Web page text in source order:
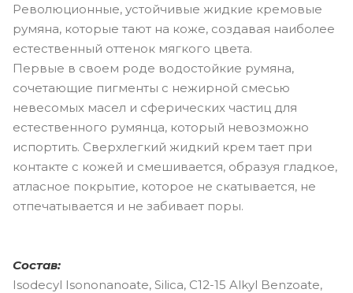
Революционные, устойчивые жидкие кремовые
румяна, которые тают на коже, создавая наиболее
естественный оттенок мягкого цвета.
Первые в своем роде водостойкие румяна,
сочетающие пигменты с нежирной смесью
невесомых масел и сферических частиц для
естественного румянца, который невозможно
испортить. Сверхлегкий жидкий крем тает при
контакте с кожей и смешивается, образуя гладкое,
атласное покрытие, которое не скатывается, не
отпечатывается и не забивает поры.
Состав:
Isodecyl Isononanoate, Silica, C12-15 Alkyl Benzoate,